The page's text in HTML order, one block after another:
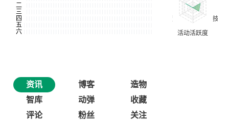
资讯 博客
造物
智库
动弹
收藏
评论
粉丝 关注